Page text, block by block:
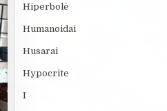
Hiperbolė
Humanoidai
Husarai
Hypocrite
I